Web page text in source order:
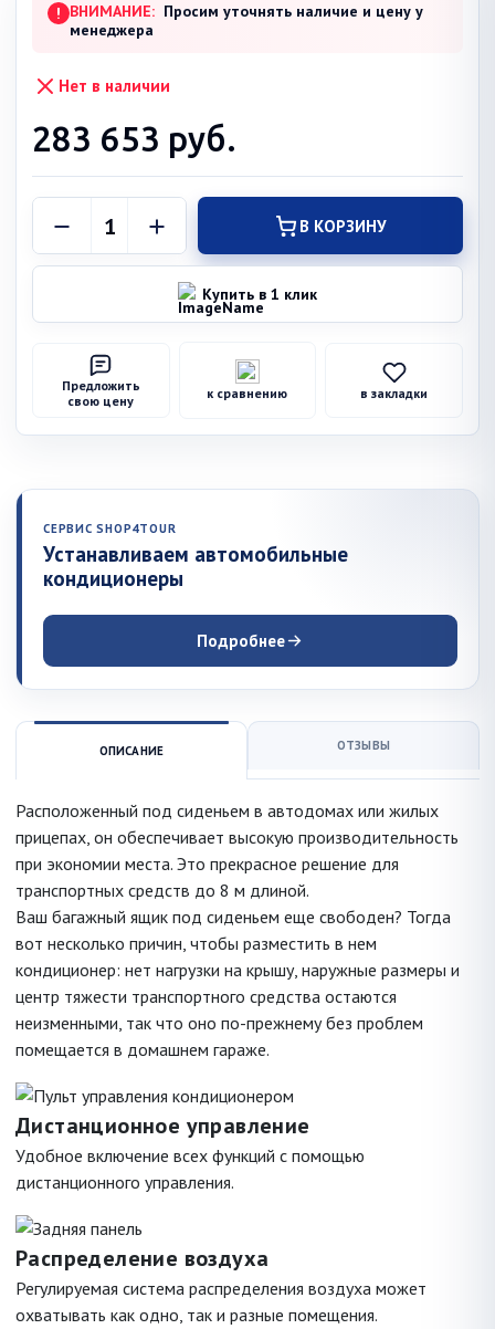
! ВНИМАНИЕ: Просим уточнять наличие и цену у
менеджера
Нет в наличии
283 653 руб.
В КОРЗИНУ
Купить в 1 клик
Предложить
свою цену
к сравнению в закладки
СЕРВИС SHOP4TOUR
Устанавливаем автомобильные
кондиционеры
Подробнее
ОПИСАНИЕ ОТЗЫВЫ
Расположенный под сиденьем в автодомах или жилых
прицепах, он обеспечивает высокую производительность
при экономии места. Это прекрасное решение для
транспортных средств до 8 м длиной.
Ваш багажный ящик под сиденьем еще свободен? Тогда
вот несколько причин, чтобы разместить в нем
кондиционер: нет нагрузки на крышу, наружные размеры и
центр тяжести транспортного средства остаются
неизменными, так что оно по-прежнему без проблем
помещается в домашнем гараже.
Дистанционное управление
Удобное включение всех функций с помощью
дистанционного управления.
Распределение воздуха
Регулируемая система распределения воздуха может
охватывать как одно, так и разные помещения.